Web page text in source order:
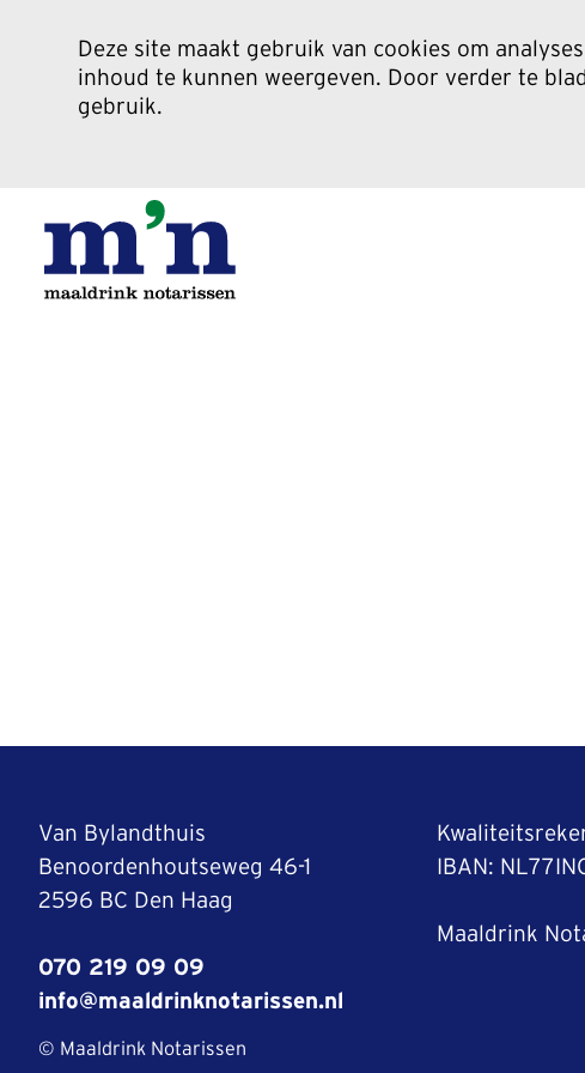
Deze site maakt gebruik van cookies om
inhoud te kunnen weergeven. Door verder te
gebruik.
Van Bylandthuis
Benoordenhoutseweg 46-1
2596 BC Den Haag
070 219 09 09
info@maaldrinknotarissen.nl
IBAN:
Maaldrink
© Maaldrink Notarissen